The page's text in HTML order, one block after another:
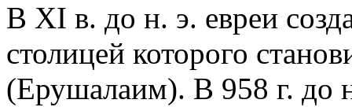
В ХI в. до н. э. евреи
столицей которого
(Ерушалаим). В 958 г. до